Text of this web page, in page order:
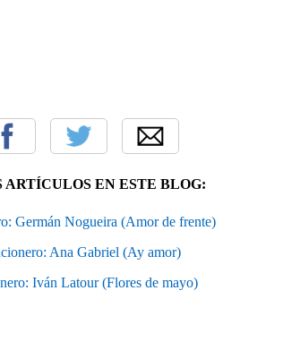
ARTÍCULOS EN ESTE BLOG:
Germán Nogueira (Amor de frente)
Ana Gabriel (Ay amor)
Iván Latour (Flores de mayo)